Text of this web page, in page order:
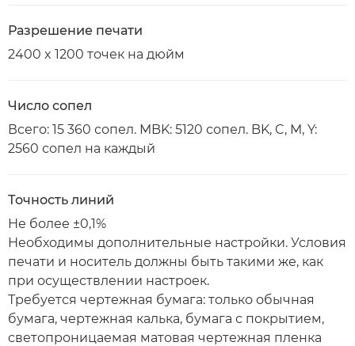
Разрешение печати
2400 x 1200 точек на дюйм
Число сопел
Всего: 15 360 сопел. MBK: 5120 сопел. BK, C, M, Y:
2560 сопел на каждый
Точность линий
Не более ±0,1%
Необходимы дополнительные настройки. Условия
печати и носитель должны быть такими же, как
при осуществлении настроек.
Требуется чертежная бумага: только обычная
бумага, чертежная калька, бумага с покрытием,
светопроницаемая матовая чертежная пленка